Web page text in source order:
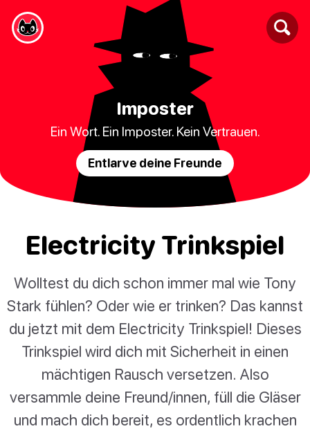
Imposter
Ein Wort. Ein Imposter. Kein Vertrauen.
Entlarve deine Freunde
Electricity Trinkspiel
Wolltest du dich schon immer mal wie Tony
Stark fühlen? Oder wie er trinken? Das kannst
du jetzt mit dem Electricity Trinkspiel! Dieses
Trinkspiel wird dich mit Sicherheit in einen
mächtigen Rausch versetzen. Also
versammle deine Freund/innen, füll die Gläser
und mach dich bereit, es ordentlich krachen